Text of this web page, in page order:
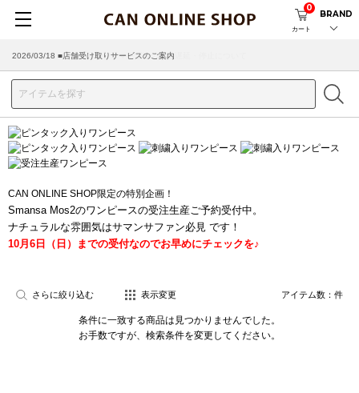
カート
0
BRAND
2026/03/18 ■店舗受け取りサービスのご案内
CAN ONLINE SHOP限定の特別企画！
Smansa Mos2のワンピースの受注生産ご予約受付中。
ナチュラルな雰囲気はサマンサファン必見 です！
10月6日（日）までの受付なのでお早めにチェックを♪
さらに絞り込む 表示変更 アイテム数： 件
条件に一致する商品は見つかりませんでした。
お手数ですが、検索条件を変更してください。